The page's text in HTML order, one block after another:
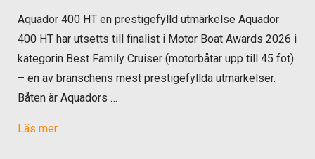
Aquador 400 HT en prestigefylld utmärkelse Aquador
400 HT har utsetts till finalist i Motor Boat Awards 2026 i
kategorin Best Family Cruiser (motorbåtar upp till 45 fot)
– en av branschens mest prestigefyllda utmärkelser.
Båten är Aquadors …
Läs mer